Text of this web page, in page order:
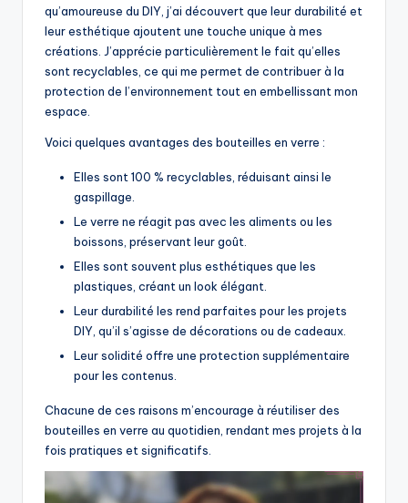
qu’amoureuse du DIY, j’ai découvert que leur durabilité et
leur esthétique ajoutent une touche unique à mes
créations. J’apprécie particulièrement le fait qu’elles
sont recyclables, ce qui me permet de contribuer à la
protection de l’environnement tout en embellissant mon
espace.
Voici quelques avantages des bouteilles en verre :
Elles sont 100 % recyclables, réduisant ainsi le
gaspillage.
Le verre ne réagit pas avec les aliments ou les
boissons, préservant leur goût.
Elles sont souvent plus esthétiques que les
plastiques, créant un look élégant.
Leur durabilité les rend parfaites pour les projets
DIY, qu’il s’agisse de décorations ou de cadeaux.
Leur solidité offre une protection supplémentaire
pour les contenus.
Chacune de ces raisons m’encourage à réutiliser des
bouteilles en verre au quotidien, rendant mes projets à la
fois pratiques et significatifs.